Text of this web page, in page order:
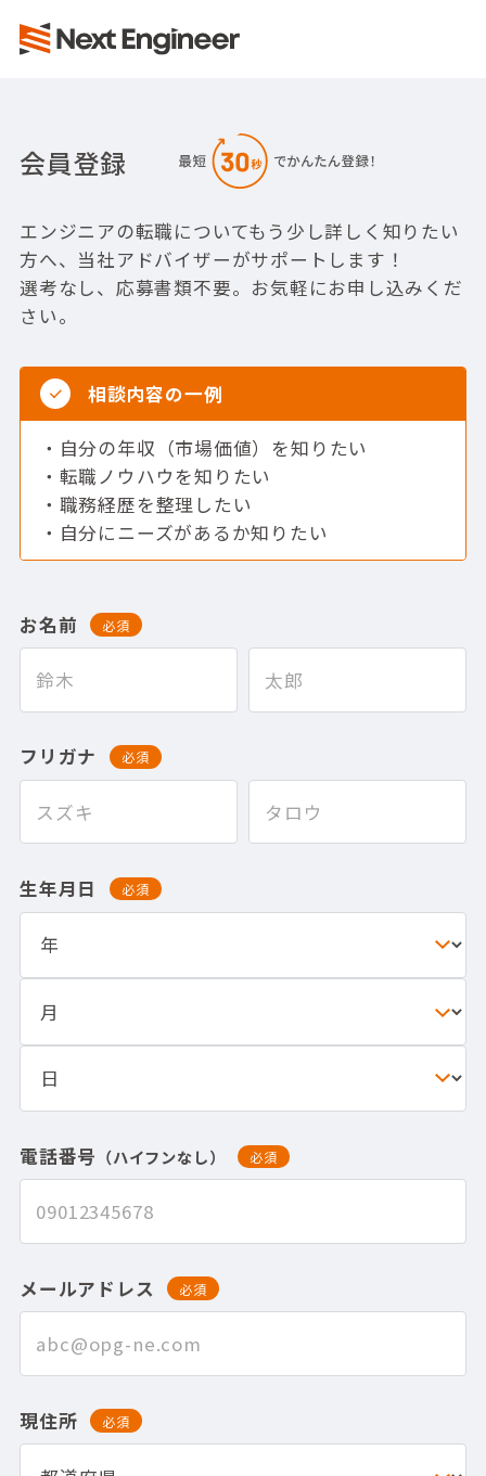
会員登録
エンジニアの転職についてもう少し詳しく知りたい
方へ、当社アドバイザーがサポートします！
選考なし、応募書類不要。お気軽にお申し込みくだ
さい。
相談内容の一例
自分の年収（市場価値）を知りたい
転職ノウハウを知りたい
職務経歴を整理したい
自分にニーズがあるか知りたい
お名前 必須
フリガナ 必須
生年月日 必須
電話番号 （ハイフンなし） 必須
メールアドレス 必須
現住所 必須